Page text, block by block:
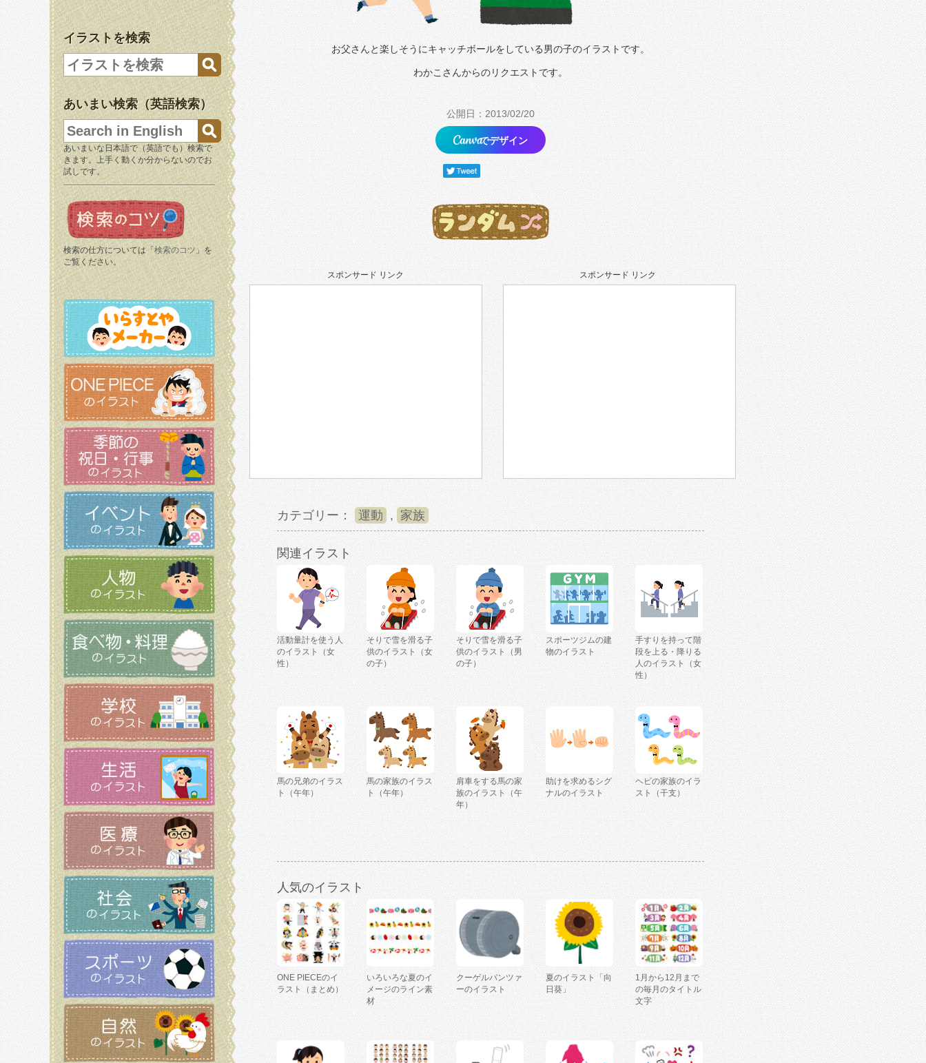
イラストを検索
あいまい検索（英語検索）
あいまいな日本語で（英語でも）検索で
きます。上手く動くか分からないのでお
試しです。
検索の仕方については「 検索のコツ 」を
ご覧ください。
お父さんと楽しそうにキャッチボールをしている男の子のイラストです。
わかこさんからのリクエストです。
公開日：2013/02/20
でデザイン
スポンサード リンク スポンサード リンク
カテゴリー： 運動 , 家族
関連イラスト
活動量計を使う人
のイラスト（女
性）
そりで雪を滑る子
供のイラスト（女
の子）
そりで雪を滑る子
供のイラスト（男
の子）
スポーツジムの建
物のイラスト
手すりを持って階
段を上る・降りる
人のイラスト（女
性）
馬の兄弟のイラス
ト（午年）
馬の家族のイラス
ト（午年）
肩車をする馬の家
族のイラスト（午
年）
助けを求めるシグ
ナルのイラスト
ヘビの家族のイラ
スト（干支）
人気のイラスト
ONE PIECEのイ
ラスト（まとめ）
いろいろな夏のイ
メージのライン素
材
クーゲルパンツァ
ーのイラスト
夏のイラスト「向
日葵」
1月から12月まで
の毎月のタイトル
文字